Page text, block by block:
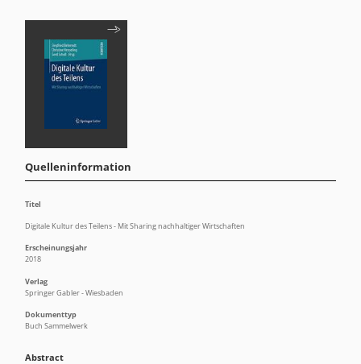
Abstract
Quelleninformation
Titel
Digitale Kultur des Teilens - Mit Sharing nachhaltiger Wirtschaften
Erscheinungsjahr
2018
Verlag
Springer Gabler - Wiesbaden
Dokumenttyp
Buch Sammelwerk